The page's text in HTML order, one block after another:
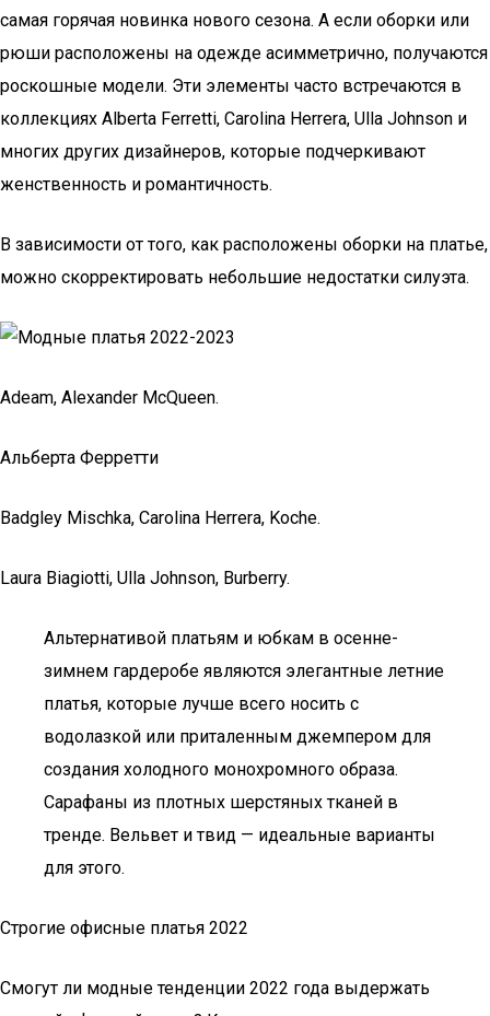
самая горячая новинка нового сезона. А если оборки или
рюши расположены на одежде асимметрично, получаются
роскошные модели. Эти элементы часто встречаются в
коллекциях Alberta Ferretti, Carolina Herrera, Ulla Johnson и
многих других дизайнеров, которые подчеркивают
женственность и романтичность.
В зависимости от того, как расположены оборки на платье,
можно скорректировать небольшие недостатки силуэта.
Adeam, Alexander McQueen.
Альберта Ферретти
Badgley Mischka, Carolina Herrera, Koche.
Laura Biagiotti, Ulla Johnson, Burberry.
Альтернативой платьям и юбкам в осенне-
зимнем гардеробе являются элегантные летние
платья, которые лучше всего носить с
водолазкой или приталенным джемпером для
создания холодного монохромного образа.
Сарафаны из плотных шерстяных тканей в
тренде. Вельвет и твид — идеальные варианты
для этого.
Строгие офисные платья 2022
Смогут ли модные тенденции 2022 года выдержать